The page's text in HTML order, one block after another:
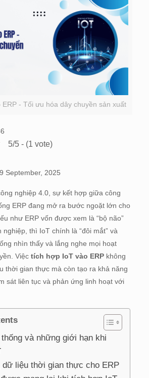
- Tối ưu hóa dây chuyền sản xuất
5/5 - (1 vote)
September, 2025
nghiệp 4.0, sự kết hợp giữa công
ERP đang mở ra bước ngoặt lớn cho
như ERP vốn được xem là “bộ não”
thì IoT chính là “đôi mắt” và
nhìn thấy và lắng nghe mọi hoạt
Việc tích hợp IoT vào ERPkhông
thời gian thực mà còn tạo ra khả năng
sát liên tục và phản ứng linh hoạt với
và những giới hạn khi
dữ liệu thời gian thực cho ERP